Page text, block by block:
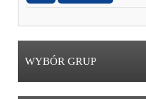
WYBÓR GRUP